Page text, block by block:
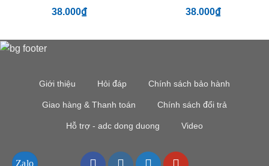
38.000₫ 38.000₫
Giới thiệu Hỏi đáp Chính sách bảo hành
Giao hàng & Thanh toán Chính sách đổi trả
Hỗ trợ - adc dong duong Video
Zalo